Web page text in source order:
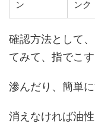
ン ンク
確認方法として
てみて、指でこ
滲んだり、簡単
消えなければ油性